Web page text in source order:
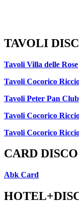
TAVOLI
Tavoli Villa delle Rose
Tavoli Cocorico
Tavoli Peter Pan Club
Tavoli Cocorico
Tavoli Cocorico
CARD DISCO
Abk Card